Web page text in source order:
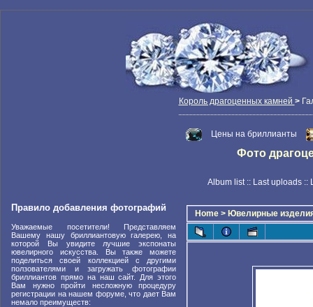
Король драгоценных камней >
Цены на бриллианты
Фото
Album list:: Last uploads ::
Правило добавления фотографий
Уважаемые посетители! Представляем
Вашему нашу бриллиантовую галерею, на
которой Вы увидите лучшие экспонаты
ювелирного искусства. Вы также можете
поделиться своей коллекцией с другими
ползователями и загружать фотографии
бриллиантов прямо на наш сайт. Для этого
Вам нужно пройти несложную процедуру
регистрации на нашем форуме, что дает Вам
немало преимуществ:
Home > Ювелирные